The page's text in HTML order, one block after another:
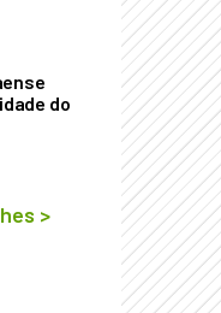
do
>